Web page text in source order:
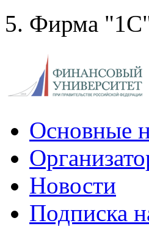
5. Фирма
Основные
Новости
Подписка